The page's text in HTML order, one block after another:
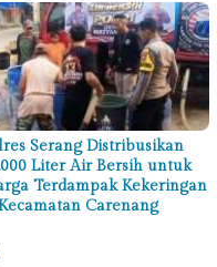
Serang Distribusikan
Liter Air Bersih untuk
Terdampak Kekeringan
Carenang